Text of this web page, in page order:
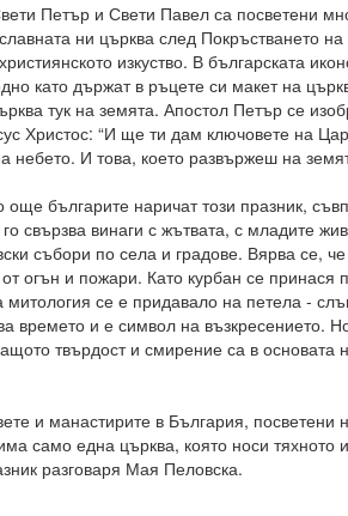
Петър и Свети Павел са посветени
ни църква след Покръстването
изкуство. В българската
като държат в ръцете си макет на
тук на земята. Апостол Петър се
Христос: “И ще ти дам ключовете на
небето. И това, което развържеш на
още българите наричат този празник,
свързва винаги с жътвата, с младите
събори по села и градове. Вярва се,
огън и пожари. Като курбан се принася
митология се е придавало на петела -
времето и е символ на възкресението.
твърдост и смирение са в основата
и манастирите в България,
само една църква, която носи тяхното
разговаря Мая Пеловска.